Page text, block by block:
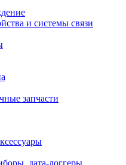
и системы связи
запчасти
дата-логгеры